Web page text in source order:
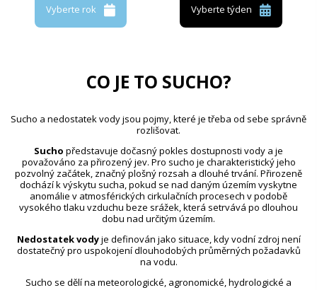
Vyberte rok Vyberte týden
CO JE TO SUCHO?
Sucho a nedostatek vody jsou pojmy, které je třeba od sebe správně
rozlišovat.
Sucho představuje dočasný pokles dostupnosti vody a je
považováno za přirozený jev. Pro sucho je charakteristický jeho
pozvolný začátek, značný plošný rozsah a dlouhé trvání. Přirozeně
dochází k výskytu sucha, pokud se nad daným územím vyskytne
anomálie v atmosférických cirkulačních procesech v podobě
vysokého tlaku vzduchu beze srážek, která setrvává po dlouhou
dobu nad určitým územím.
Nedostatek vodyje definován jako situace, kdy vodní zdroj není
dostatečný pro uspokojení dlouhodobých průměrných požadavků
na vodu.
Sucho se dělí na meteorologické, agronomické, hydrologické a